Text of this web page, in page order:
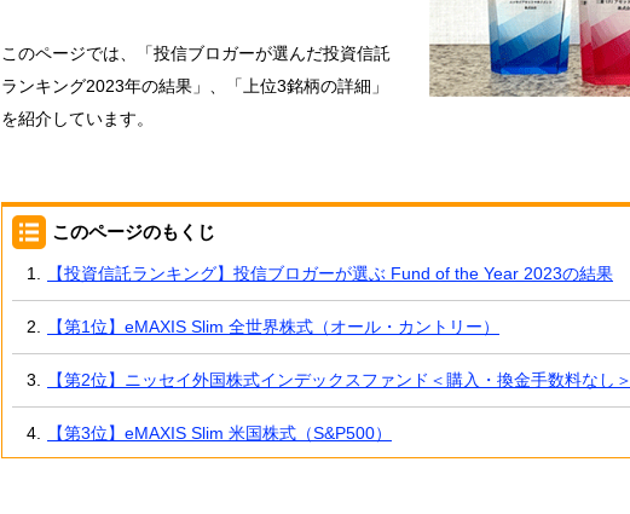
このページでは、「投信ブロガーが選んだ投資信託
ランキング2023年の結果」、「上位3銘柄の詳細」
を紹介しています。
このページのもくじ
【投資信託ランキング】投信ブロガーが選ぶ Fund of the Year 2023の結果
【第1位】eMAXIS Slim 全世界株式（オール・カントリー）
【第2位】ニッセイ外国株式インデックスファンド＜購入・換金手数料なし＞
【第3位】eMAXIS Slim 米国株式（S&P500）